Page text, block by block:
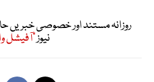
روزانہ مستند اور خصوصی
نیوز"آفیشل